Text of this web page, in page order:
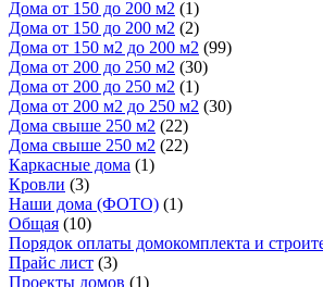
Дома от 150 до 200 м2 (1)
Дома от 150 до 200 м2 (2)
Дома от 150 м2 до 200 м2 (99)
Дома от 200 до 250 м2 (30)
Дома от 200 до 250 м2 (1)
Дома от 200 м2 до 250 м2 (30)
Дома свыше 250 м2 (22)
Дома свыше 250 м2 (22)
Каркасные дома (1)
Кровли (3)
Наши дома (ФОТО) (1)
Общая (10)
Порядок оплаты домокомплекта и
Прайс лист (3)
Проекты домов (1)